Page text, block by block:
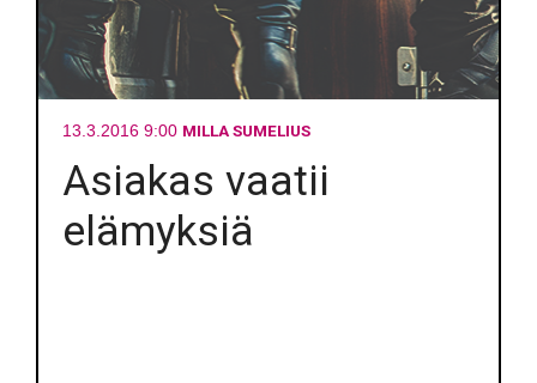
13.3.2016 9:00 MILLA SUMELIUS
Asiakas vaatii
elämyksiä